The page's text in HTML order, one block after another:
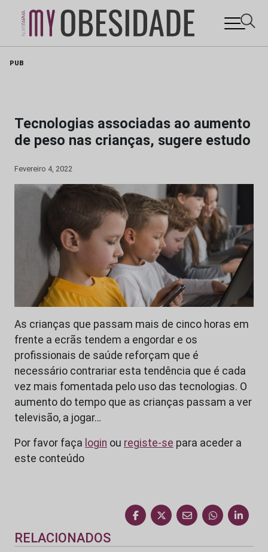
PUB
Tecnologias associadas ao aumento
de peso nas crianças, sugere estudo
Fevereiro 4, 2022
As crianças que passam mais de cinco horas em
frente a ecrãs tendem a engordar e os
profissionais de saúde reforçam que é
necessário contrariar esta tendência que é cada
vez mais fomentada pelo uso das tecnologias. O
aumento do tempo que as crianças passam a ver
televisão, a jogar…
Por favor faça login ou registe-se para aceder a
este conteúdo
RELACIONADOS